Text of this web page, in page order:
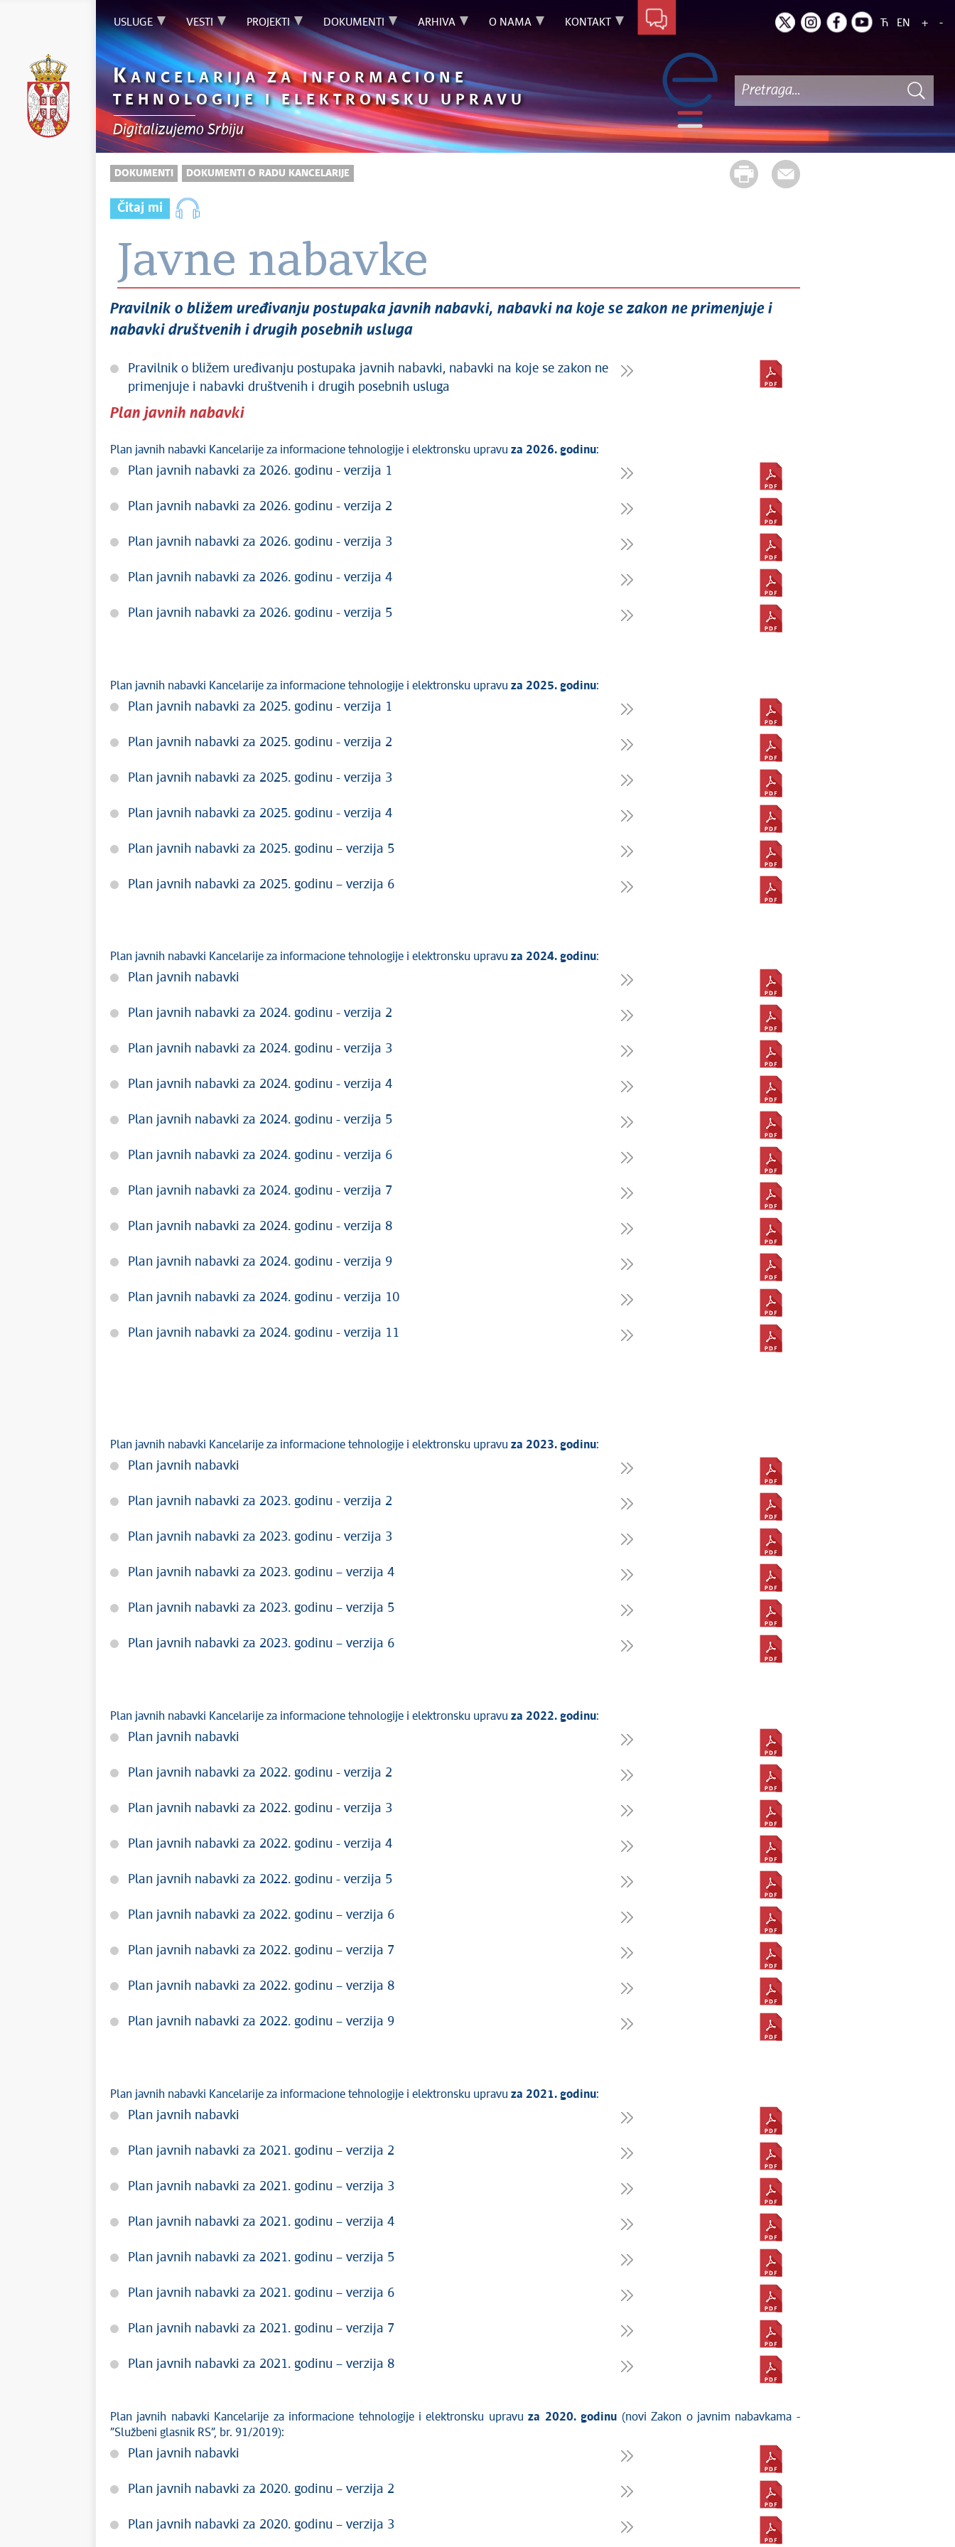
USLUGE VESTI PROJEKTI DOKUMENTI ARHIVA O NAMA KONTAKT Ћ EN + -
KANCELARIJA ZA INFORMACIONE
TEHNOLOGIJE I ELEKTRONSKU UPRAVU
Digitalizujemo Srbiju
DOKUMENTI DOKUMENTI O RADU KANCELARIJE
Čitaj mi
Javne nabavke
Pravilnik o bližem uređivanju postupaka javnih nabavki, nabavki na koje se zakon ne primenjuje i
nabavki društvenih i drugih posebnih usluga
Pravilnik o bližem uređivanju postupaka javnih nabavki, nabavki na koje se zakon ne
primenjuje i nabavki društvenih i drugih posebnih usluga
Plan javnih nabavki
Plan javnih nabavki Kancelarije za informacione tehnologije i elektronsku upravu za 2026. godinu:
Plan javnih nabavki za 2026. godinu - verzija 1
Plan javnih nabavki za 2026. godinu - verzija 2
Plan javnih nabavki za 2026. godinu - verzija 3
Plan javnih nabavki za 2026. godinu - verzija 4
Plan javnih nabavki za 2026. godinu - verzija 5
Plan javnih nabavki Kancelarije za informacione tehnologije i elektronsku upravu za 2025. godinu:
Plan javnih nabavki za 2025. godinu - verzija 1
Plan javnih nabavki za 2025. godinu - verzija 2
Plan javnih nabavki za 2025. godinu - verzija 3
Plan javnih nabavki za 2025. godinu - verzija 4
Plan javnih nabavki za 2025. godinu – verzija 5
Plan javnih nabavki za 2025. godinu – verzija 6
Plan javnih nabavki Kancelarije za informacione tehnologije i elektronsku upravu za 2024. godinu:
Plan javnih nabavki
Plan javnih nabavki za 2024. godinu - verzija 2
Plan javnih nabavki za 2024. godinu - verzija 3
Plan javnih nabavki za 2024. godinu - verzija 4
Plan javnih nabavki za 2024. godinu - verzija 5
Plan javnih nabavki za 2024. godinu - verzija 6
Plan javnih nabavki za 2024. godinu - verzija 7
Plan javnih nabavki za 2024. godinu - verzija 8
Plan javnih nabavki za 2024. godinu - verzija 9
Plan javnih nabavki za 2024. godinu - verzija 10
Plan javnih nabavki za 2024. godinu - verzija 11
Plan javnih nabavki Kancelarije za informacione tehnologije i elektronsku upravu za 2023. godinu:
Plan javnih nabavki
Plan javnih nabavki za 2023. godinu - verzija 2
Plan javnih nabavki za 2023. godinu - verzija 3
Plan javnih nabavki za 2023. godinu – verzija 4
Plan javnih nabavki za 2023. godinu – verzija 5
Plan javnih nabavki za 2023. godinu – verzija 6
Plan javnih nabavki Kancelarije za informacione tehnologije i elektronsku upravu za 2022. godinu:
Plan javnih nabavki
Plan javnih nabavki za 2022. godinu - verzija 2
Plan javnih nabavki za 2022. godinu - verzija 3
Plan javnih nabavki za 2022. godinu - verzija 4
Plan javnih nabavki za 2022. godinu - verzija 5
Plan javnih nabavki za 2022. godinu – verzija 6
Plan javnih nabavki za 2022. godinu – verzija 7
Plan javnih nabavki za 2022. godinu – verzija 8
Plan javnih nabavki za 2022. godinu – verzija 9
Plan javnih nabavki Kancelarije za informacione tehnologije i elektronsku upravu za 2021. godinu:
Plan javnih nabavki
Plan javnih nabavki za 2021. godinu – verzija 2
Plan javnih nabavki za 2021. godinu – verzija 3
Plan javnih nabavki za 2021. godinu – verzija 4
Plan javnih nabavki za 2021. godinu – verzija 5
Plan javnih nabavki za 2021. godinu – verzija 6
Plan javnih nabavki za 2021. godinu – verzija 7
Plan javnih nabavki za 2021. godinu – verzija 8
Plan javnih nabavki Kancelarije za informacione tehnologije i elektronsku upravuza 2020. godinu (novi Zakon o javnim nabavkama -
”Službeni glasnik RS”, br. 91/2019):
Plan javnih nabavki
Plan javnih nabavki za 2020. godinu – verzija 2
Plan javnih nabavki za 2020. godinu – verzija 3